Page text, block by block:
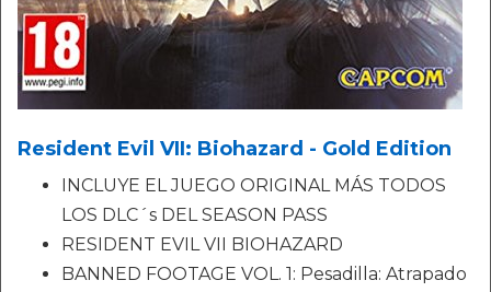
Resident Evil VII: Biohazard - Gold Edition
INCLUYE EL JUEGO ORIGINAL MÁS TODOS
LOS DLC´s DEL SEASON PASS
RESIDENT EVIL VII BIOHAZARD
BANNED FOOTAGE VOL. 1: Pesadilla: Atrapado